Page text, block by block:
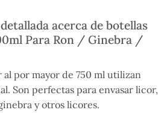
acerca de botellas
Para Ron / Ginebra /
al por mayor de 750 ml utilizan
Son perfectas para envasar licor,
y otros licores.